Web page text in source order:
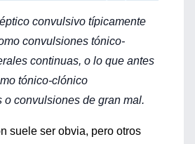
convulsivo típicamente
convulsiones tónico-
continuas, o lo que antes
tónico-clónico
o convulsiones de gran mal.
suele ser obvia, pero otros